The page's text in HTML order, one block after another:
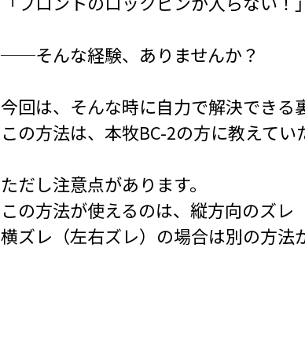
──そんな経験、ありませんか？
今回は、そんな時に自力で解決できる
この方法は、本牧BC-2の方に教えて
ただし注意点があります。
この方法が使えるのは、縦方向のズレ
横ズレ（左右ズレ）の場合は別の方法